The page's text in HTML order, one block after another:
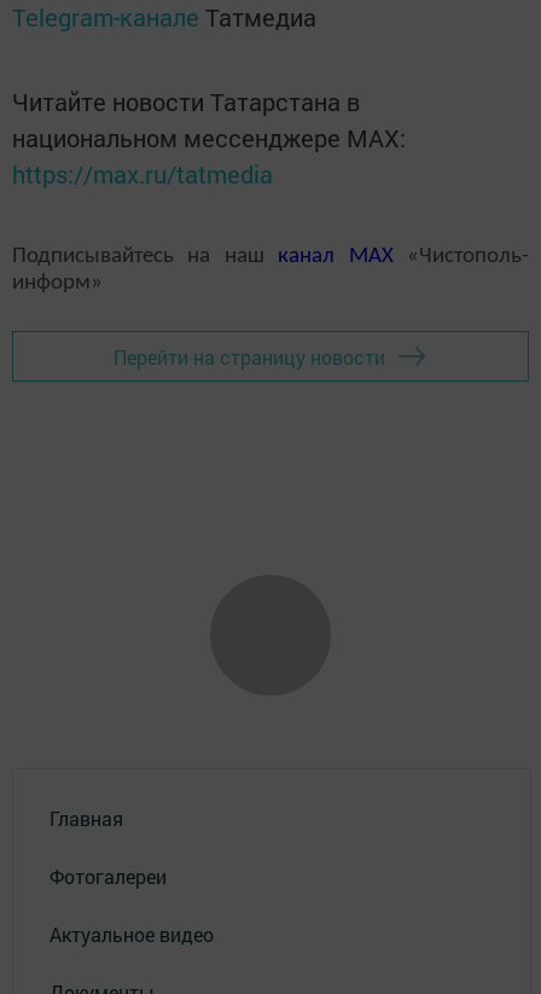
Telegram-канале Татмедиа
Читайте новости Татарстана в
национальном мессенджере MАХ:
https://max.ru/tatmedia
Подписывайтесь на наш канал MAX«Чистополь-
информ»
Перейти на страницу новости
Главная
Фотогалереи
Актуальное видео